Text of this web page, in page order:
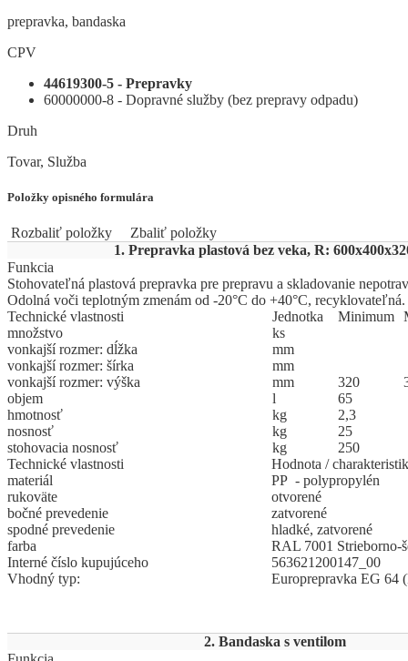
prepravka, bandaska
CPV
44619300-5 - Prepravky
60000000-8 - Dopravné služby (bez prepravy odpadu)
Druh
Tovar, Služba
Položky opisného formulára
Rozbaliť položky
Zbaliť položky
1. Prepravka plastová bez veka, R:
Funkcia
Stohovateľná plastová prepravka pre prepravu a skladovanie
Odolná voči teplotným zmenám od -20°C do +40°C, recyklovateľná.
Technické vlastnosti
Jed­not­ka Mi­ni­mum
množstvo
ks
vonkajší rozmer: dĺžka
mm
vonkajší rozmer: šírka
mm
vonkajší rozmer: výška
mm 320
objem
l
65
hmotnosť
kg
2,3
nosnosť
kg
25
stohovacia nosnosť
kg
250
Technické vlastnosti
Hodnota /
materiál
PP - polypropylén
rukoväte
otvorené
bočné prevedenie
zatvorené
spodné prevedenie
hladké, zatvorené
farba
RAL 7001 Strieborno-
Interné číslo kupujúceho
563621200147_00
Vhodný typ:
Europrepravka EG 64
2. Bandaska s ventilom